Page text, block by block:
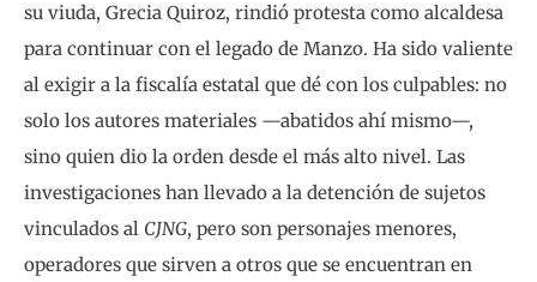
su viuda, Grecia Quiroz, rindió protesta como alcaldesa
para continuar con el legado de Manzo. Ha sido valiente
al exigir a la fiscalía estatal que dé con los culpables: no
solo los autores materiales —abatidos ahí mismo—,
sino quien dio la orden desde el más alto nivel. Las
investigaciones han llevado a la detención de sujetos
vinculados al CJNG, pero son personajes menores,
operadores que sirven a otros que se encuentran en